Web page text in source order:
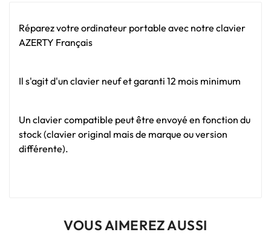
Réparez votre ordinateur portable avec notre clavier
AZERTY Français
Il s'agit d'un clavier neuf et garanti 12 mois minimum
Un clavier compatible peut être envoyé en fonction du
stock (clavier original mais de marque ou version
différente).
VOUS AIMEREZ AUSSI